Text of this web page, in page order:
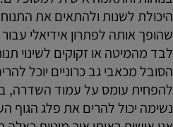
היכולת לשנות ולהתאים את
שהופך אותה לפתרון אידיאלי
לבד מהמיטה או זקוקים לשינוי
הסובל מכאבי גב כרוניים יוכל
להפחית עומס על עמוד השדרה,
נשימה יכול להרים את פלג הגוף